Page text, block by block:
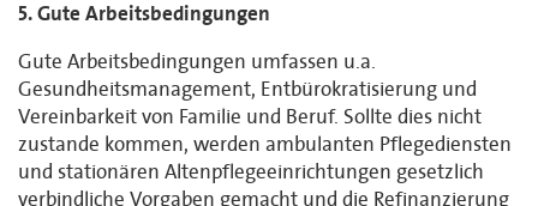
5. Gute Arbeitsbedingungen
Gute Arbeitsbedingungen umfassen u.a.
Gesundheitsmanagement, Entbürokratisierung und
Vereinbarkeit von Familie und Beruf. Sollte dies nicht
zustande kommen, werden ambulanten Pflegediensten
und stationären Altenpflegeeinrichtungen gesetzlich
verbindliche Vorgaben gemacht und die Refinanzierung